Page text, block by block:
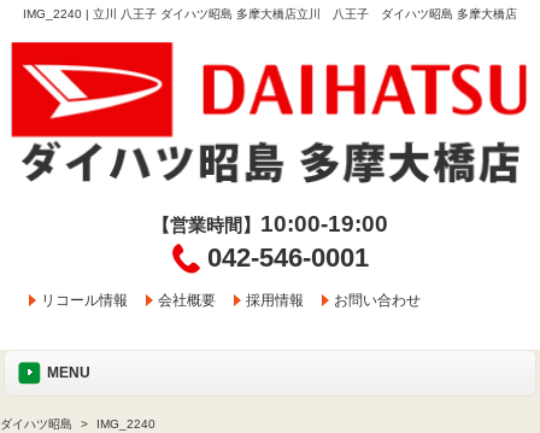
IMG_2240 | 立川 八王子 ダイハツ昭島 多摩大橋店立川 八王子 ダイハツ昭島 多摩大橋店
【営業時間】 10:00-19:00
042-546-0001
リコール情報 会社概要 採用情報 お問い合わせ
MENU
ダイハツ昭島 IMG_2240